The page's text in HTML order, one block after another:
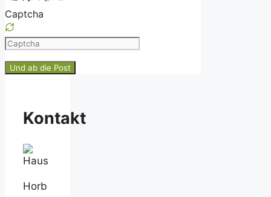
Captcha
Please
the
CAPTCHA
Kontakt
Horb